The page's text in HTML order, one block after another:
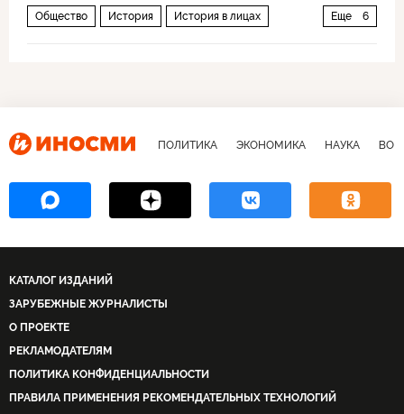
Еще 6
Общество История История в лицах
ПОЛИТИКА ЭКОНОМИКА НАУКА
КАТАЛОГ ИЗДАНИЙ
ЗАРУБЕЖНЫЕ ЖУРНАЛИСТЫ
О ПРОЕКТЕ
РЕКЛАМОДАТЕЛЯМ
ПОЛИТИКА КОНФИДЕНЦИАЛЬНОСТИ
ПРАВИЛА ПРИМЕНЕНИЯ РЕКОМЕНДАТЕЛЬНЫХ ТЕХНОЛОГИЙ